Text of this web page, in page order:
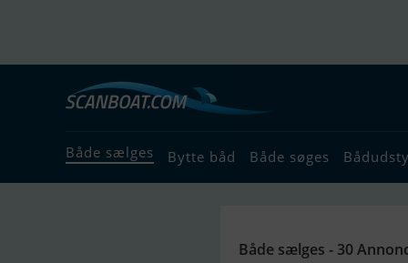
Både sælges Bytte båd Både søges
Både sælges - 30